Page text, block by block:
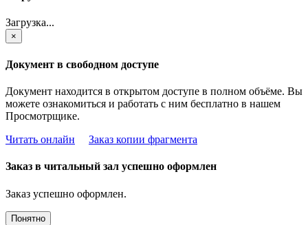
Загрузка...
×
Документ в свободном доступе
Документ находится в открытом доступе в полном объёме. Вы
можете ознакомиться и работать с ним бесплатно в нашем
Просмотрщике.
Читать онлайн
Заказ копии фрагмента
Заказ в читальный зал успешно оформлен
Заказ успешно оформлен.
Понятно